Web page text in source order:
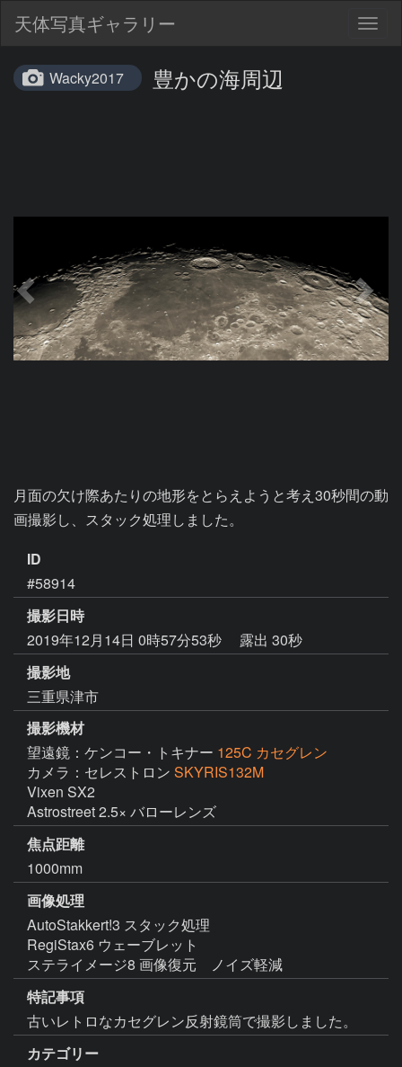
天体写真ギャラリー
Wacky2017 豊かの海周辺
月面の欠け際あたりの地形をとらえようと考え30秒間の動
画撮影し、スタック処理しました。
ID
#58914
撮影日時
2019年12月14日 0時57分53秒
露出 30秒
撮影地
三重県津市
撮影機材
望遠鏡：ケンコー・トキナー 125C カセグレン
カメラ：セレストロン SKYRIS132M
Vixen SX2
Astrostreet 2.5× バローレンズ
焦点距離
1000mm
画像処理
AutoStakkert!3 スタック処理
RegiStax6 ウェーブレット
ステライメージ8 画像復元　ノイズ軽減
特記事項
古いレトロなカセグレン反射鏡筒で撮影しました。
カテゴリー